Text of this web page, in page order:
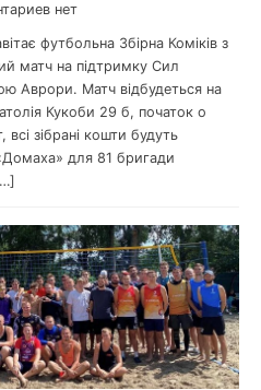
нет
футбольна Збірна Коміків з
матч на підтримку Сил
Аврори. Матч відбудеться на
Кукоби 29 б, початок о
зібрані кошти будуть
для 81 бригади